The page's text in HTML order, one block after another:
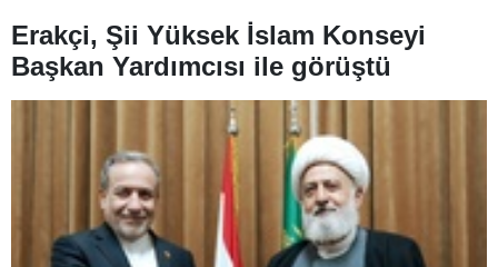
Erakçi, Şii Yüksek İslam Konseyi
Başkan Yardımcısı ile görüştü